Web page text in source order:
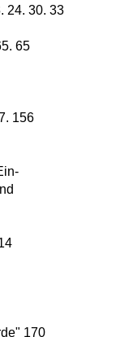
24. 30. 33
65
156
170